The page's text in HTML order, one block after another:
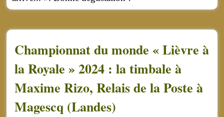
Championnat du monde « Lièvre à
la Royale » 2024 : la timbale à
Maxime Rizo, Relais de la Poste à
Magescq (Landes)